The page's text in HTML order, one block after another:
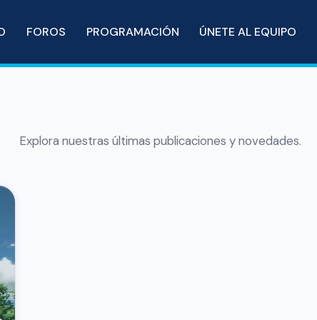
FOROS PROGRAMACIÓN ÚNETE AL EQUIPO
Explora nuestras últimas publicaciones y novedades.